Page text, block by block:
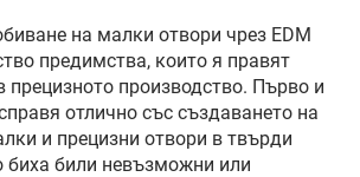
на малки отвори чрез EDM
предимства, които я правят
прецизното производство. Първо и
отлично със създаването на
и прецизни отвори в твърди
биха били невъзможни или